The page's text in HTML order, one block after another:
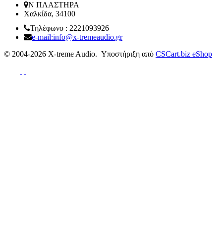
Ν ΠΛΑΣΤΗΡΑ
Χαλκίδα, 34100
Τηλέφωνο : 2221093926
e-mail:info@x-tremeaudio.gr
© 2004-2026 X-treme Audio. Υποστήριξη από CSCart.biz eShop